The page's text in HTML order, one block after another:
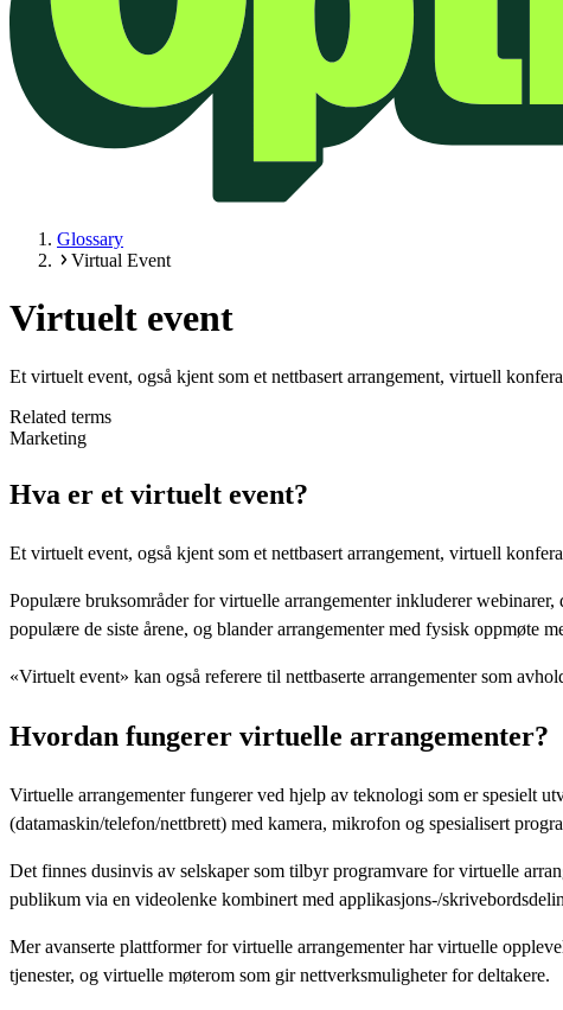
Glossary
Virtual Event
Virtuelt event
Et virtuelt event, også kjent som et nettbasert arrangement, virtuell
Related terms
Marketing
Hva er et virtuelt event?
Et virtuelt event, også kjent som et nettbasert arrangement, virtuell
Populære bruksområder for virtuelle arrangementer inkluderer
populære de siste årene, og blander arrangementer med fysisk oppmøte
«Virtuelt event» kan også referere til nettbaserte arrangementer som
Hvordan fungerer virtuelle arrangementer?
Virtuelle arrangementer fungerer ved hjelp av teknologi som er spesielt
(datamaskin/telefon/nettbrett) med kamera, mikrofon og spesialisert
Det finnes dusinvis av selskaper som tilbyr programvare for virtuelle
publikum via en videolenke kombinert med applikasjons-/
Mer avanserte plattformer for virtuelle arrangementer har virtuelle
tjenester, og virtuelle møterom som gir nettverksmuligheter for deltakere.